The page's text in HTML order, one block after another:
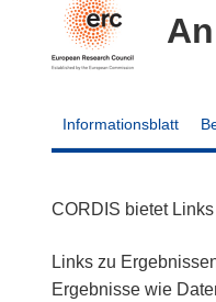
Informationsblatt
CORDIS bietet
Links zu
Ergebnisse wie